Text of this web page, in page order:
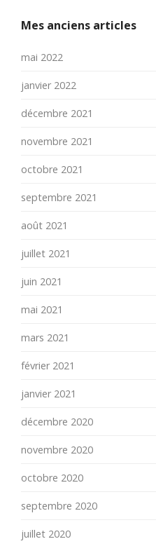
Mes anciens articles
mai 2022
janvier 2022
décembre 2021
novembre 2021
octobre 2021
septembre 2021
août 2021
juillet 2021
juin 2021
mai 2021
mars 2021
février 2021
janvier 2021
décembre 2020
novembre 2020
octobre 2020
septembre 2020
juillet 2020